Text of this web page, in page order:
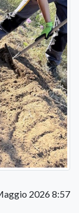
2026 8:57